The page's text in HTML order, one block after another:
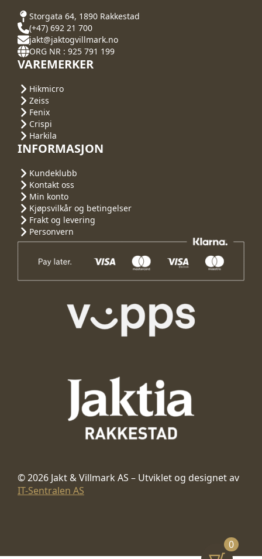
0
Storgata 64, 1890 Rakkestad
(+47) 692 21 700
jakt@jaktogvillmark.no
ORG NR : 925 791 199
VAREMERKER
Hikmicro
Zeiss
Fenix
Crispi
Harkila
INFORMASJON
Kundeklubb
Kontakt oss
Min konto
Kjøpsvilkår og betingelser
Frakt og levering
Personvern
© 2026 Jakt & Villmark AS – Utviklet og designet av
IT-Sentralen AS